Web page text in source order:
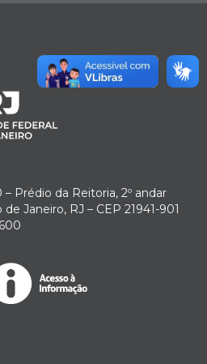
Prédio da Reitoria, 2º andar
Janeiro, RJ – CEP 21941-901